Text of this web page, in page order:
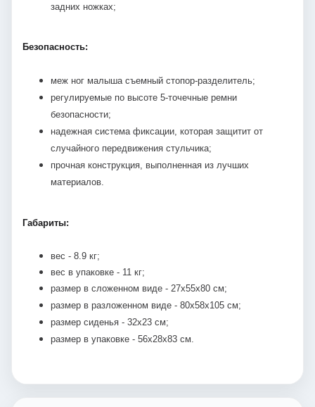
задних ножках;
Безопасность:
меж ног малыша съемный стопор-разделитель;
регулируемые по высоте 5-точечные ремни
безопасности;
надежная система фиксации, которая защитит от
случайного передвижения стульчика;
прочная конструкция, выполненная из лучших
материалов.
Габариты:
вес - 8.9 кг;
вес в упаковке - 11 кг;
размер в сложенном виде - 27х55х80 см;
размер в разложенном виде - 80х58х105 см;
размер сиденья - 32х23 см;
размер в упаковке - 56х28х83 см.